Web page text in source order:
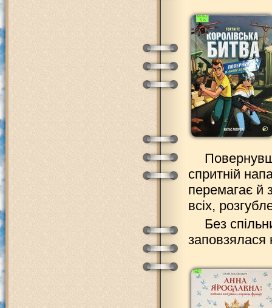
спритній
перемагає й
всіх,
Без
заповзялася